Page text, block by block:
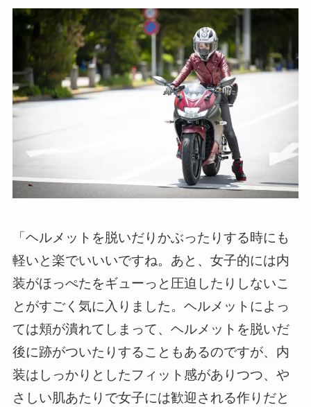
「ヘルメットを脱いだりかぶったりする時にも
軽いと楽でいいいですね。あと、女子的には内
装がほっぺたをギューっと圧迫したりしないこ
とがすごく気に入りました。ヘルメットによっ
ては頬が潰れてしまって、ヘルメットを脱いだ
後に跡がついたりすることもあるのですが、内
装はしっかりとしたフィット感がありつつ、や
さしい肌あたりで女子には歓迎される作りだと